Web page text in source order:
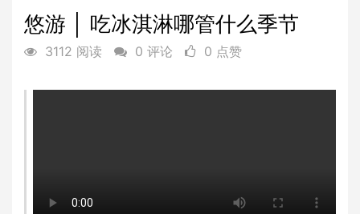
悠游 │ 吃冰淇淋哪管什么季节
3112 阅读 0 评论 0 点赞
g